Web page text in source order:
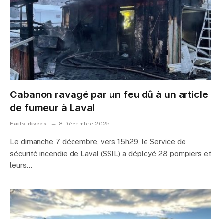
Cabanon ravagé par un feu dû à un article
de fumeur à Laval
Faits divers 8 Décembre 2025
Le dimanche 7 décembre, vers 15h29, le Service de
sécurité incendie de Laval (SSIL) a déployé 28 pompiers et
leurs…